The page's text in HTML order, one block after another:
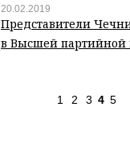
20.02.2019
Представители
в Высшей партийной
1 2 3 4 5